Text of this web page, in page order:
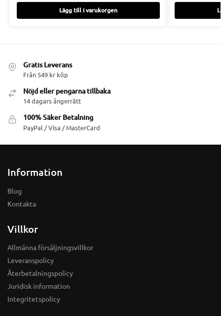
Lägg till i varukorgen
Gratis Leverans
Från 549 kr köp
Nöjd eller pengarna tillbaka
14 dagars ångerrätt
100% Säker Betalning
PayPal / Visa / MasterCard
Information
Blog
Kontakta
Villkor
Allmänna försäljningsvillkor
Leveranspolicy
Återbetalningspolicy
Juridisk information
Integritetspolicy